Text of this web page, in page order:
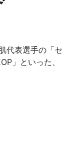
代表選手の「セ
」といった、